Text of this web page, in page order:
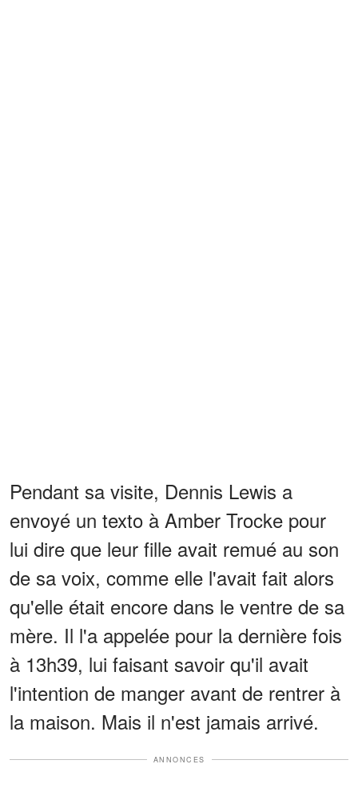
Pendant sa visite, Dennis Lewis a
envoyé un texto à Amber Trocke pour
lui dire que leur fille avait remué au son
de sa voix, comme elle l'avait fait alors
qu'elle était encore dans le ventre de sa
mère. Il l'a appelée pour la dernière fois
à 13h39, lui faisant savoir qu'il avait
l'intention de manger avant de rentrer à
la maison. Mais il n'est jamais arrivé.
ANNONCES